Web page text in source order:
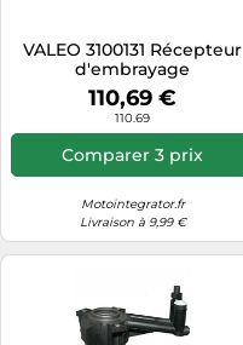
VALEO 3100131 Récepteur
d'embrayage
110,69 €
110.69
Comparer 3 prix
Motointegrator.fr
Livraison à 9,99 €